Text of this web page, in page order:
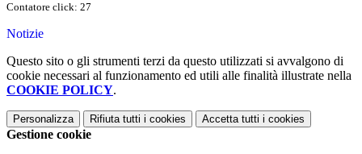
Contatore click: 27
Notizie
Questo sito o gli strumenti terzi da questo utilizzati si avvalgono di
cookie necessari al funzionamento ed utili alle finalità illustrate nella
COOKIE POLICY.
Personalizza Rifiuta tutti i cookies Accetta tutti i cookies
Gestione cookie